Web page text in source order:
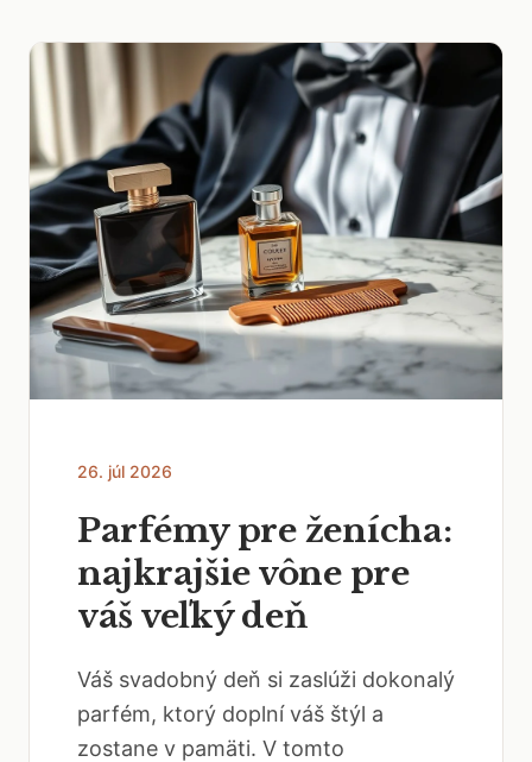
26. júl 2026
Parfémy pre ženícha:
najkrajšie vône pre
váš veľký deň
Váš svadobný deň si zaslúži dokonalý
parfém, ktorý doplní váš štýl a
zostane v pamäti. V tomto